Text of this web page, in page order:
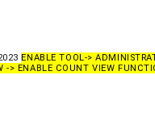
ENABLE TOOL->
-> ENABLE COUNT VIEW